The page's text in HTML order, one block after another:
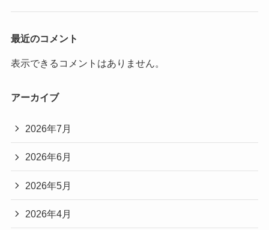
最近のコメント
表示できるコメントはありません。
アーカイブ
2026年7月
2026年6月
2026年5月
2026年4月